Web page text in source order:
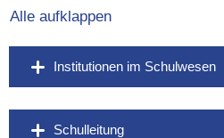
Alle aufklappen
Institutionen im Schulwesen
Schulleitung